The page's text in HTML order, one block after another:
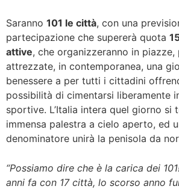
Saranno 101 le città, con una
partecipazione che supererà quota
attive, che organizzeranno in piazze,
attrezzate, in contemporanea, una
benessere a per tutti i cittadini
possibilità di cimentarsi liberamente
sportive. L’Italia intera quel giorno si
immensa palestra a cielo aperto, ed
denominatore unirà la penisola da
“Possiamo dire che è la carica dei
anni fa con 17 città, lo scorso anno